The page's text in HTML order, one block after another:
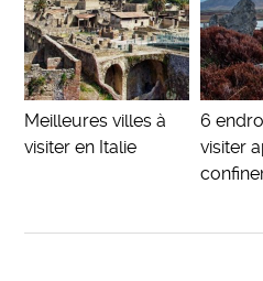
Meilleures villes à
visiter en Italie
6
visiter